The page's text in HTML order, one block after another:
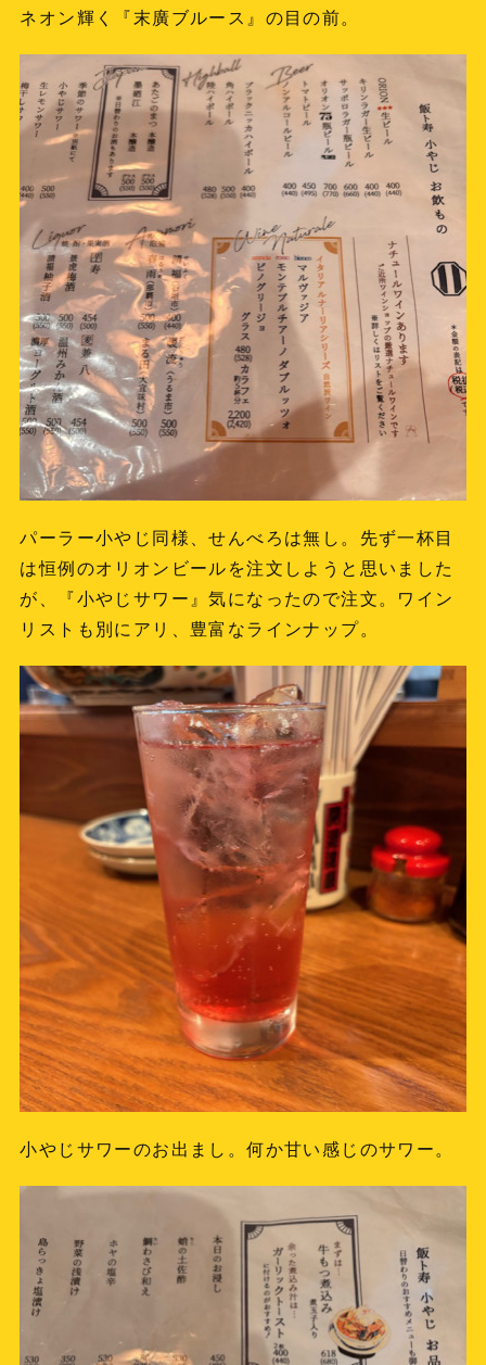
ネオン輝く『末廣ブルース』の目の前。
パーラー小やじ同様、せんべろは無し。先ず一杯目
は恒例のオリオンビールを注文しようと思いました
が、『小やじサワー』気になったので注文。ワイン
リストも別にアリ、豊富なラインナップ。
小やじサワーのお出まし。何か甘い感じのサワー。